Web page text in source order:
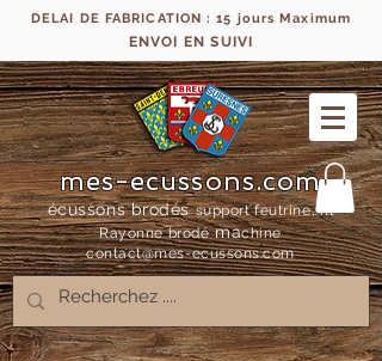
DELAI DE FABRICATION : 15 jours Maximum
ENVOI EN SUIVI
mes-ecussons.com
écussons brodés support feutrine, fil
Rayonne brodémachine
contact@mes-ecussons.com